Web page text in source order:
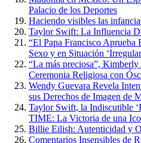
Palacio de los Deportes
Haciendo visibles las
Taylor Swift: La Influencia
“El Papa Francisco Aprueba
Sexo y en Situación
“La más preciosa”,
Ceremonia Religiosa con
Wendy Guevara Revela
sus Derechos de Imagen de
Taylor Swift, la Indiscutible
TIME: La Victoria de una
Billie Eilish: Autenticidad y
Comentarios Insensibles de